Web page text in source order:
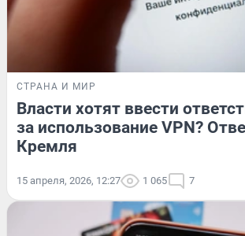
СТРАНА И МИР
Власти хотят ввести
за использование VPN?
Кремля
15 апреля, 2026, 12:27 1 065 7